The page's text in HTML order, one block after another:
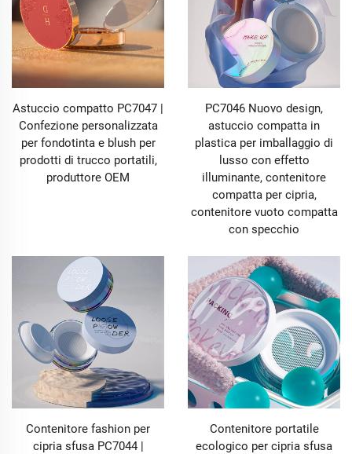
Astuccio compatto PC7047 |
Confezione personalizzata
per fondotinta e blush per
prodotti di trucco portatili,
produttore OEM
PC7046 Nuovo design,
astuccio compatta in
plastica per imballaggio di
lusso con effetto
illuminante, contenitore
compatta per cipria,
contenitore vuoto compatta
con specchio
Contenitore fashion per
cipria sfusa PC7044 |
Contenitore portatile
ecologico per cipria sfusa